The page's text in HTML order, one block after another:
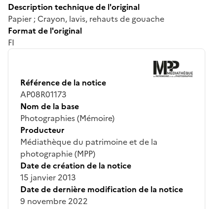
Description technique de l'original
Papier ; Crayon, lavis, rehauts de gouache
Format de l'original
FI
Référence de la notice
AP08R01173
Nom de la base
Photographies (Mémoire)
Producteur
Médiathèque du patrimoine et de la
photographie (MPP)
Date de création de la notice
15 janvier 2013
Date de dernière modification de la notice
9 novembre 2022